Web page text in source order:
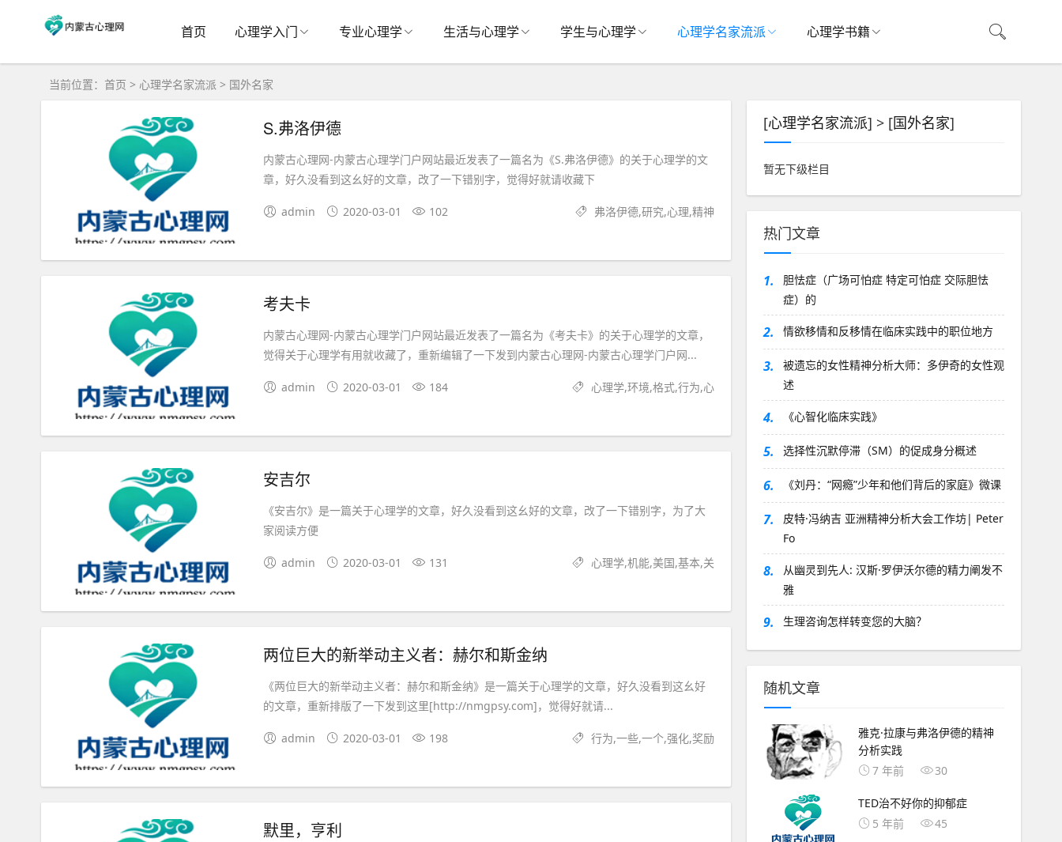
首页 心理学入门 专业心理学 生活与心理学 学生与心理学 心理学名家流派 心理学书籍
当前位置： 首页 > 心理学名家流派 > 国外名家
S.弗洛伊德
内蒙古心理网-内蒙古心理学门户网站最近发表了一篇名为《S.弗洛伊德》的关于心理学的文
章，好久没看到这幺好的文章，改了一下错别字，觉得好就请收藏下
admin 2020-03-01 102 弗洛伊德,研究,心理,精神
考夫卡
内蒙古心理网-内蒙古心理学门户网站最近发表了一篇名为《考夫卡》的关于心理学的文章，
觉得关于心理学有用就收藏了，重新编辑了一下发到内蒙古心理网-内蒙古心理学门户网...
admin 2020-03-01 184 心理学,环境,格式,行为,心
安吉尔
《安吉尔》是一篇关于心理学的文章，好久没看到这幺好的文章，改了一下错别字，为了大
家阅读方便
admin 2020-03-01 131 心理学,机能,美国,基本,关
两位巨大的新举动主义者：赫尔和斯金纳
《两位巨大的新举动主义者：赫尔和斯金纳》是一篇关于心理学的文章，好久没看到这幺好
的文章，重新排版了一下发到这里[http://nmgpsy.com]，觉得好就请...
admin 2020-03-01 198 行为,一些,一个,强化,奖励
默里，亨利
[心理学名家流派] > [国外名家]
暂无下级栏目
热门文章
1.
胆怯症（广场可怕症 特定可怕症 交际胆怯
症）的
2. 情欲移情和反移情在临床实践中的职位地方
3.
被遗忘的女性精神分析大师：多伊奇的女性观
述
4. 《心智化临床实践》
5. 选择性沉默停滞（SM）的促成身分概述
6. 《刘丹：“网瘾”少年和他们背后的家庭》微课
7.
皮特·冯纳吉 亚洲精神分析大会工作坊| Peter
Fo
8.
从幽灵到先人: 汉斯·罗伊沃尔德的精力阐发不
雅
9. 生理咨询怎样转变您的大脑？
随机文章
雅克·拉康与弗洛伊德的精神
分析实践
7 年前
30
TED治不好你的抑郁症
5 年前
45